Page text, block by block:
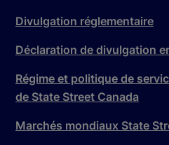
Divulgation réglementaire
Déclaration de divulgation
Régime et politique de
de State Street Canada
Marchés mondiaux State